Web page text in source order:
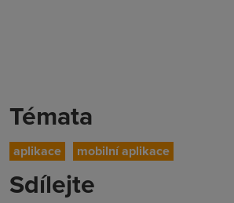
Témata
aplikace mobilní aplikace
Sdílejte